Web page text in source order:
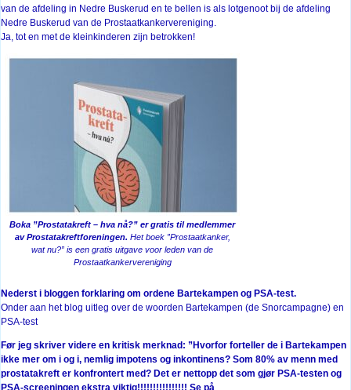
van de afdeling in Nedre Buskerud en te bellen is als lotgenoot bij de afdeling
Nedre Buskerud van de Prostaatkankervereniging.
Ja, tot en met de kleinkinderen zijn betrokken!
Boka ”Prostatakreft – hva nå?” er gratis til medlemmer
av Prostatakreftforeningen. Het boek ”Prostaatkanker,
wat nu?” is een gratis uitgave voor leden van de
Prostaatkankervereniging
Nederst i bloggen forklaring om ordene Bartekampen og PSA-test.
Onder aan het blog uitleg over de woorden Bartekampen (de Snorcampagne) en
PSA-test
Før jeg skriver videre en kritisk merknad: ”Hvorfor forteller de i Bartekampen
ikke mer om i og i, nemlig impotens og inkontinens? Som 80% av menn med
prostatakreft er konfrontert med? Det er nettopp det som gjør PSA-testen og
PSA-screeningen ekstra viktig!!!!!!!!!!!!!!!! Se på